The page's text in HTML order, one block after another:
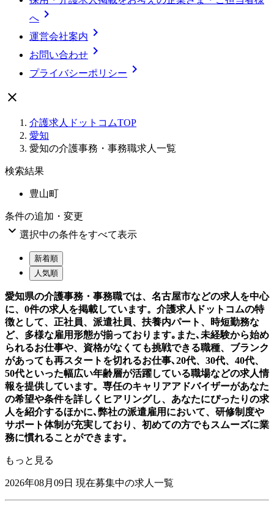
へ 
運営会社案内 
お問い合わせ 
プライバシーポリシー 

介護求人ドットコムTOP
愛知
愛知の介護事務・事務職求人一覧
検索結果
豊山町
条件の追加・変更
 選択中の条件をすべて表示
新着順
人気順
愛知県の介護事務・事務職では、名古屋市などの求人を中心
に、0件の求人を掲載しています。介護求人ドットコムの特
徴として、正社員、派遣社員、扶養内パート、時短勤務な
ど、多様な雇用形態が揃っております｡また､未経験から始め
られるお仕事や、資格がなくても挑戦できる職種、ブランク
があっても再スタートを切れるお仕事､20代、30代、40代、
50代といった幅広い年齢層が活躍している職場などの求人情
報を提供しています。専任のキャリアアドバイザーがあなた
の希望や条件を詳しくヒアリングし、あなたにぴったりの求
人を紹介するほかに､弊社の派遣雇用において、研修制度や
サポート体制が充実しており、初めての方でもスムーズに業
務に慣れることができます。
もっと見る
2026年08月09日 現在募集中の求人一覧